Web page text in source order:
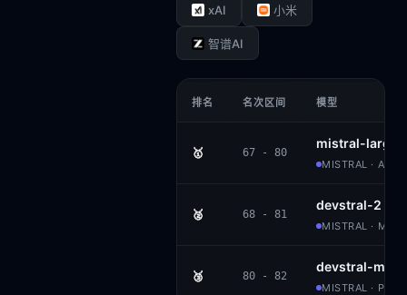
xAI 小米
智谱AI
排名 名次区间 模型
🥇 67 - 80
mistral-large-
MISTRAL ·
🥈 68 - 81
devstral-2
MISTRAL ·
🥉 80 - 82
devstral-
MISTRAL ·